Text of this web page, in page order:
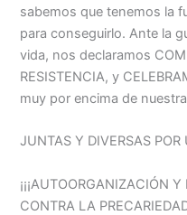
sabemos que tenemos la
para conseguirlo. Ante la
vida, nos declaramos
RESISTENCIA, y
muy por encima de
JUNTAS Y DIVERSAS
¡¡¡AUTOORGANIZACIÓN
CONTRA LA